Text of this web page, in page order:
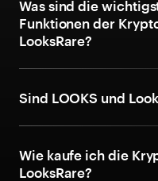
Was sind die
Funktionen der
LooksRare?
Sind LOOKS und
Wie kaufe ich die
LooksRare?